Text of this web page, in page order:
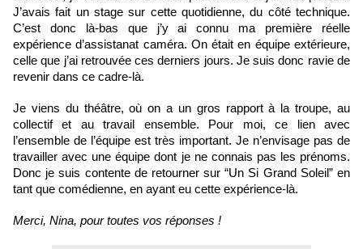
J’avais fait un stage sur cette quotidienne, du côté technique.
C’est donc là-bas que j’y ai connu ma première réelle
expérience d’assistanat caméra. On était en équipe extérieure,
celle que j’ai retrouvée ces derniers jours. Je suis donc ravie de
revenir dans ce cadre-là.
Je viens du théâtre, où on a un gros rapport à la troupe, au
collectif et au travail ensemble. Pour moi, ce lien avec
l’ensemble de l’équipe est très important. Je n’envisage pas de
travailler avec une équipe dont je ne connais pas les prénoms.
Donc je suis contente de retourner sur “Un Si Grand Soleil” en
tant que comédienne, en ayant eu cette expérience-là.
Merci, Nina, pour toutes vos réponses !